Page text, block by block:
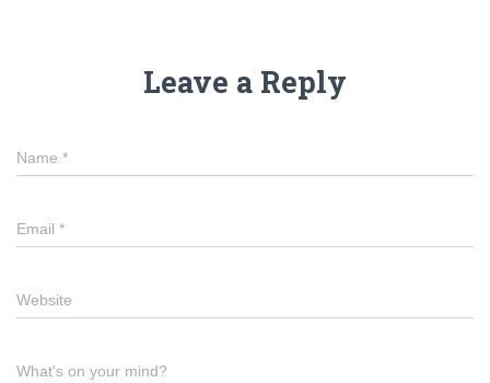
Leave a Reply
Name *
Email *
Website
What's on your mind?